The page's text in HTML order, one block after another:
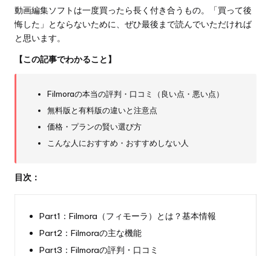
動画編集ソフトは一度買ったら長く付き合うもの。「買って後
悔した」とならないために、ぜひ最後まで読んでいただければ
と思います。
【この記事でわかること】
Filmoraの本当の評判・口コミ（良い点・悪い点）
無料版と有料版の違いと注意点
価格・プランの賢い選び方
こんな人におすすめ・おすすめしない人
目次：
Part1：Filmora（フィモーラ）とは？基本情報
Part2：Filmoraの主な機能
Part3：Filmoraの評判・口コミ